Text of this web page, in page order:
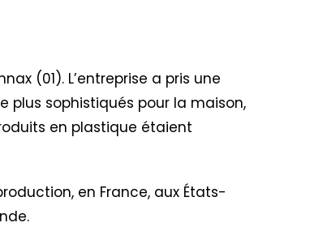
(01). L’entreprise a pris une
plus sophistiqués pour la maison,
en plastique étaient
en France, aux États-